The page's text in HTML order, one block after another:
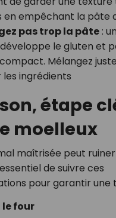
en empêchant la pâte
pas trop la pâte:
le gluten et
Mélangez
ingrédients
étape
moelleux
maîtrisée peut
de suivre ces
pour garantir une
four